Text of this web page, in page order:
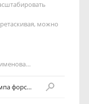
Наименование детали
Рампа форсунок М 7.9.7 в сборе
можно